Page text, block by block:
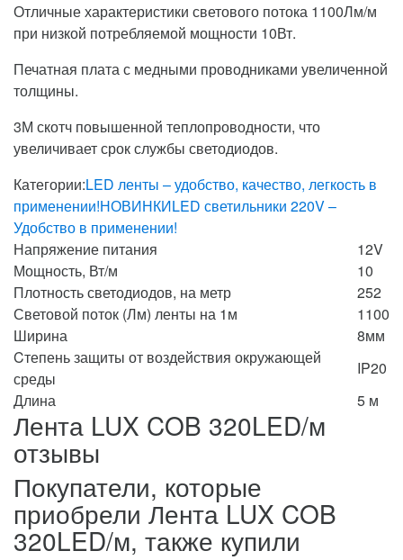
Отличные характеристики светового потока 1100Лм/м
при низкой потребляемой мощности 10Вт.
Печатная плата с медными проводниками увеличенной
толщины.
3М скотч повышенной теплопроводности, что
увеличивает срок службы светодиодов.
Категории:LED ленты – удобство, качество, легкость в
применении!НОВИНКИLED светильники 220V –
Удобство в применении!
Напряжение питания
12V
Мощность, Вт/м
10
Плотность светодиодов, на метр
252
Световой поток (Лм) ленты на 1м
1100
Ширина
8мм
Cтепень защиты от воздействия окружающей
среды
IP20
Длина
5 м
Лента LUX COB 320LED/м
отзывы
Покупатели, которые
приобрели Лента LUX COB
320LED/м, также купили